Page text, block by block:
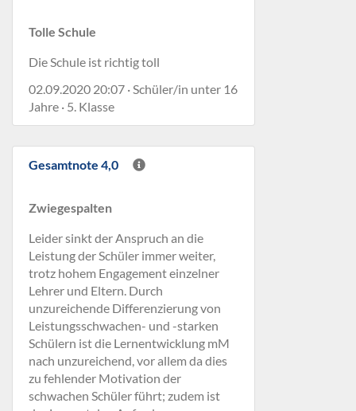
Tolle Schule
Die Schule ist richtig toll
02.09.2020 20:07 · Schüler/in unter 16
Jahre · 5. Klasse
Gesamtnote 4,0
Zwiegespalten
Leider sinkt der Anspruch an die
Leistung der Schüler immer weiter,
trotz hohem Engagement einzelner
Lehrer und Eltern. Durch
unzureichende Differenzierung von
Leistungsschwachen- und -starken
Schülern ist die Lernentwicklung mM
nach unzureichend, vor allem da dies
zu fehlender Motivation der
schwachen Schüler führt; zudem ist